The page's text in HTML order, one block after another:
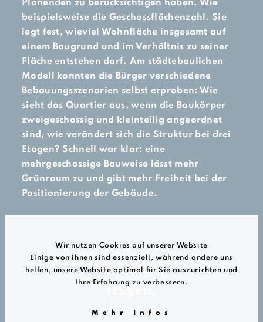
Wir nutzen Cookies auf unserer Website
Einige von ihnen sind essenziell, während andere uns
helfen, unsere Website optimal für Sie auszurichten und
Ihre Erfahrung zu verbessern.
Mehr Infos
Planenden zu berücksichtigen haben. Wie
beispielsweise die Geschossflächenzahl. Sie
legt fest, wieviel Wohnfläche insgesamt auf
einem Baugrund und im Verhältnis zu seiner
Fläche entstehen darf. Am städtebaulichen
Modell konnten die Bürger verschiedene
Bebauungsszenarien selbst erproben: Wie
sieht das Quartier aus, wenn die Baukörper
zweigeschossig und kleinteilig angeordnet
sind, wie verändert sich die Struktur bei drei
Etagen? Schnell war klar: eine
mehrgeschossige Bauweise lässt mehr
Grünraum zu und gibt mehr Freiheit bei der
Positionierung der Gebäude.
Diejenigen
fragen,
die sich